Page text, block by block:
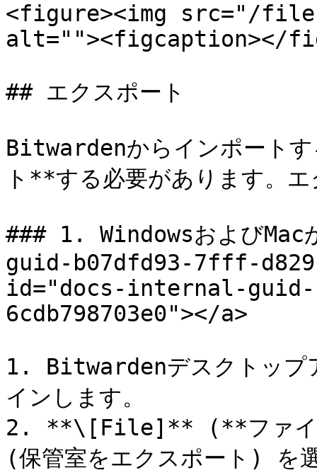
<figure><img src="/files/
alt=""><figcaption></
## エクスポート
Bitwardenからインポート
ト**する必要があります。
### 1. Windowsおよび
guid-b07dfd93-7fff-
id="docs-internal-guid-
6cdb798703e0"></a>
1. Bitwardenデスクトップ
インします。
2. **\[File]** (**ファ
(保管室をエクスポート) を